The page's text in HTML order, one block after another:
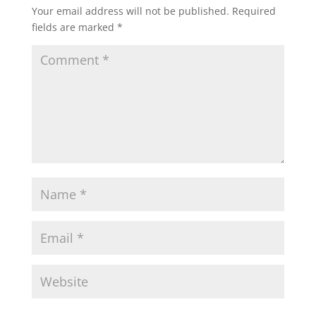
Your email address will not be published. Required
fields are marked *